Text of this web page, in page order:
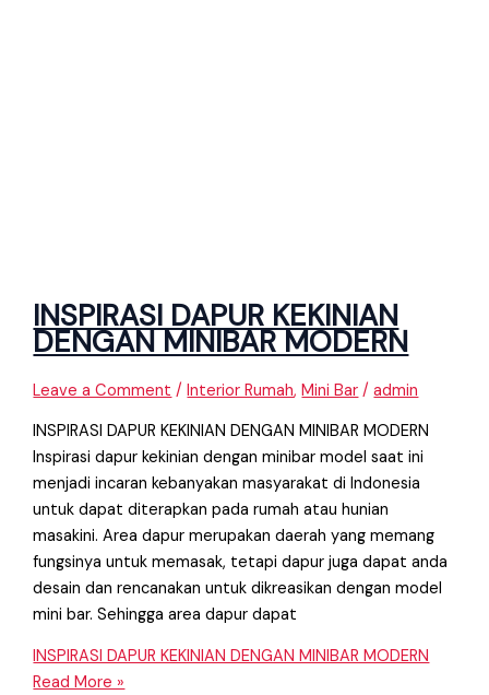
INSPIRASI DAPUR KEKINIAN
DENGAN MINIBAR MODERN
Leave a Comment /Interior Rumah,Mini Bar /admin
INSPIRASI DAPUR KEKINIAN DENGAN MINIBAR MODERN
Inspirasi dapur kekinian dengan minibar model saat ini
menjadi incaran kebanyakan masyarakat di Indonesia
untuk dapat diterapkan pada rumah atau hunian
masakini. Area dapur merupakan daerah yang memang
fungsinya untuk memasak, tetapi dapur juga dapat anda
desain dan rencanakan untuk dikreasikan dengan model
mini bar. Sehingga area dapur dapat
INSPIRASI DAPUR KEKINIAN DENGAN MINIBAR MODERN
Read More »